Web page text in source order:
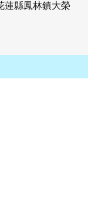
蓮縣鳳林鎮大榮